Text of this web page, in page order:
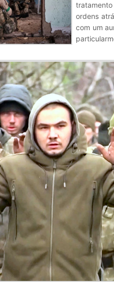
ordens
com um